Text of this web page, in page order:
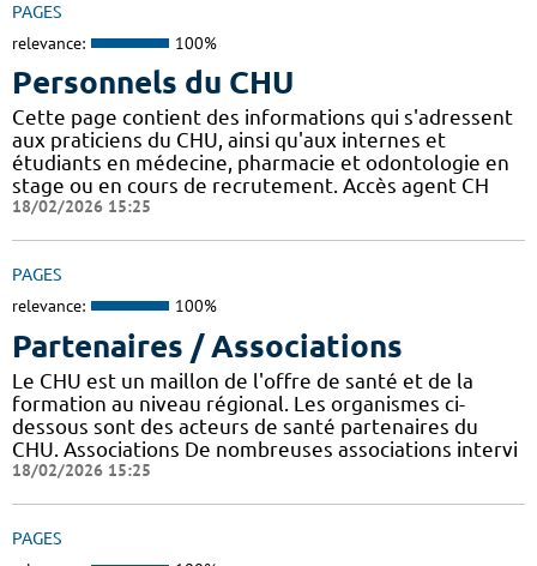
PAGES
relevance: 100%
Personnels du CHU
Cette page contient des informations qui s'adressent
aux praticiens du CHU, ainsi qu'aux internes et
étudiants en médecine, pharmacie et odontologie en
stage ou en cours de recrutement. Accès agent CH
18/02/2026 15:25
PAGES
relevance: 100%
Partenaires / Associations
Le CHU est un maillon de l'offre de santé et de la
formation au niveau régional. Les organismes ci-
dessous sont des acteurs de santé partenaires du
CHU. Associations De nombreuses associations intervi
18/02/2026 15:25
PAGES